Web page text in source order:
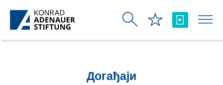
Skip to Main Content
Догађаји